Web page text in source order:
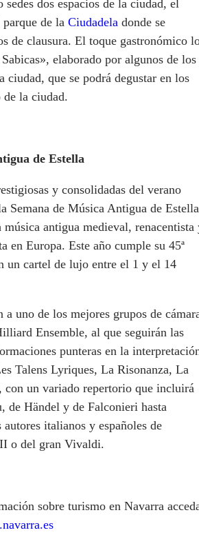
dos espacios de la ciudad, el
de la Ciudadela donde se
de clausura. El toque gastronómico
elaborado por algunos de los
ciudad, que se podrá degustar en los
de la ciudad.
de Estella
y consolidadas del verano
Semana de Música Antigua de
antigua medieval, renacentista
en Europa. Este año cumple su 45ª
un cartel de lujo entre el 1 y el 14
uno de los mejores grupos de
Ensemble, al que seguirán las
punteras en la
Talens Lyriques, La Risonanza, La
un variado repertorio que incluirá
de Händel y de Falconieri hasta
italianos y españoles de
o del gran Vivaldi.
sobre turismo en Navarra